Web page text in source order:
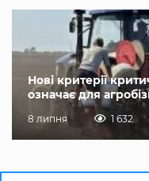
Нові критерії
означає для
8 липня 1 632